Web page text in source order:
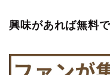
興味があれば無料